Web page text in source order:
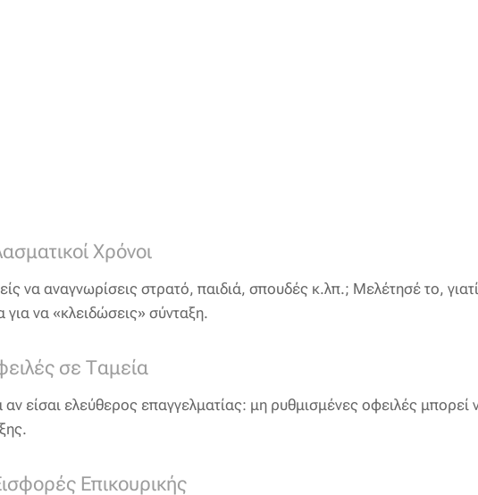
Χρόνοι
να αναγνωρίσεις στρατό, παιδιά, σπουδές κ.λπ.; Μελέτησέ το,
για να «κλειδώσεις» σύνταξη.
σε Ταμεία
αν είσαι ελεύθερος επαγγελματίας: μη ρυθμισμένες οφειλές μπορεί
Επικουρικής